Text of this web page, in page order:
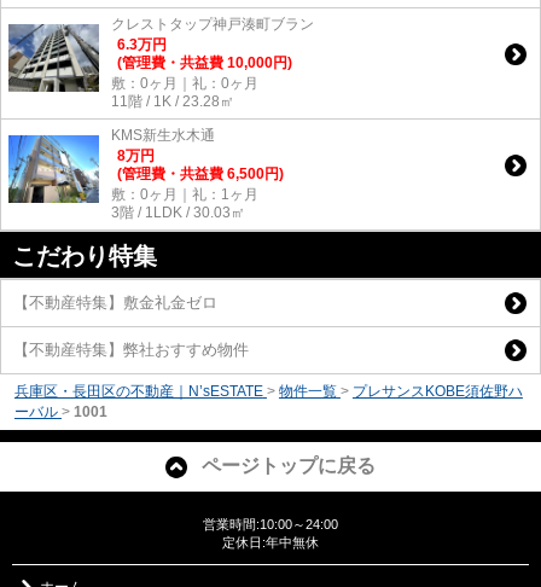
クレストタップ神戸湊町ブラン
6.3万円
(管理費・共益費 10,000円)
敷：0ヶ月｜礼：0ヶ月
11階 / 1K / 23.28㎡
KMS新生水木通
8万円
(管理費・共益費 6,500円)
敷：0ヶ月｜礼：1ヶ月
3階 / 1LDK / 30.03㎡
こだわり特集
【不動産特集】敷金礼金ゼロ
【不動産特集】弊社おすすめ物件
兵庫区・長田区の不動産｜N’sESTATE > 物件一覧 > プレサンスKOBE須佐野ハ
ーバル > 1001
ページトップに戻る
営業時間:10:00～24:00
定休日:年中無休